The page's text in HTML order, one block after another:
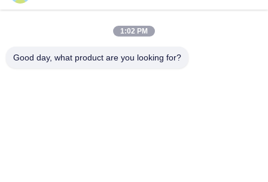
Ηλεκτρονικό
0086-15322891631
1:02 PM
Good day, what product are you looking for?